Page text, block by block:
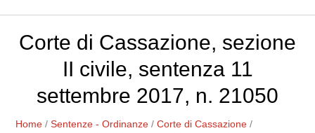
Corte di Cassazione, sezione
II civile, sentenza 11
settembre 2017, n. 21050
Home /Sentenze - Ordinanze /Corte di Cassazione /